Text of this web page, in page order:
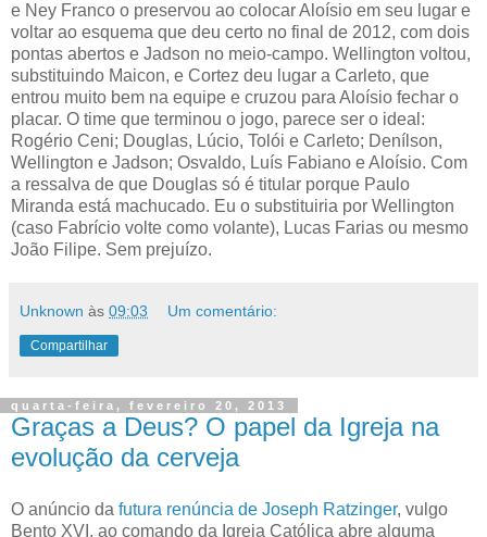
e Ney Franco o preservou ao colocar Aloísio em seu lugar e
voltar ao esquema que deu certo no final de 2012, com dois
pontas abertos e Jadson no meio-campo. Wellington voltou,
substituindo Maicon, e Cortez deu lugar a Carleto, que
entrou muito bem na equipe e cruzou para Aloísio fechar o
placar. O time que terminou o jogo, parece ser o ideal:
Rogério Ceni; Douglas, Lúcio, Tolói e Carleto; Denílson,
Wellington e Jadson; Osvaldo, Luís Fabiano e Aloísio. Com
a ressalva de que Douglas só é titular porque Paulo
Miranda está machucado. Eu o substituiria por Wellington
(caso Fabrício volte como volante), Lucas Farias ou mesmo
João Filipe. Sem prejuízo.
Unknown às 09:03 Um comentário:
Compartilhar
quarta-feira, fevereiro 20, 2013
Graças a Deus? O papel da Igreja na
evolução da cerveja
O anúncio da futura renúncia de Joseph Ratzinger, vulgo
Bento XVI, ao comando da Igreja Católica abre alguma